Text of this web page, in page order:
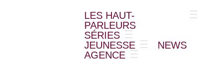
LES HAUT-
PARLEURS
SÉRIES
JEUNESSE
NEWS
AGENCE